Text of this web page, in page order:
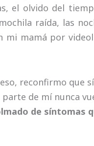
el olvido del
raída, las
mi mamá por
reconfirmo que
de mí nunca
de síntomas